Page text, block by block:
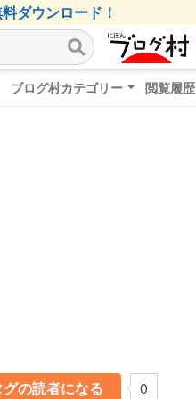
ダウンロード！
ブログ村カテゴリー 閲覧履歴
グの読者になる 0